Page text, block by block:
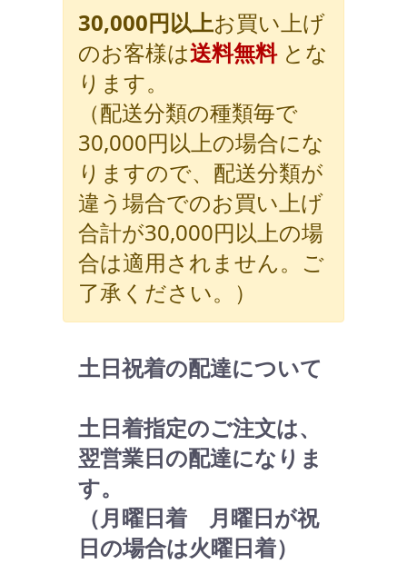
30,000円以上お買い上げ
のお客様は送料無料とな
ります。
（配送分類の種類毎で
30,000円以上の場合にな
りますので、配送分類が
違う場合でのお買い上げ
合計が30,000円以上の場
合は適用されません。ご
了承ください。）
土日祝着の配達について
土日着指定のご注文は、
翌営業日の配達になりま
す。
（月曜日着 月曜日が祝
日の場合は火曜日着）